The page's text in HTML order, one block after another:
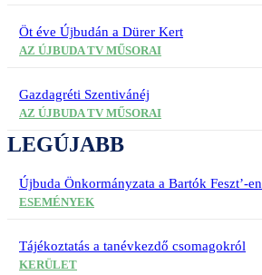
LEGÚJABB
Újbuda Önkormányzata a Bartók Feszt’-en
ESEMÉNYEK
Tájékoztatás a tanévkezdő csomagokról
KERÜLET
Öt éve Újbudán a Dürer Kert
AZ ÚJBUDA TV MŰSORAI
Gazdagréti Szentivánéj
AZ ÚJBUDA TV MŰSORAI